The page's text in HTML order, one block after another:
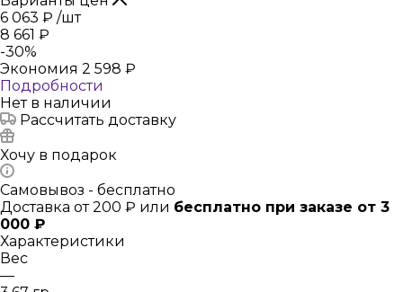
6 063 ₽ /шт
8 661 ₽
-30%
Экономия 2 598 ₽
Подробности
Нет в наличии
Рассчитать доставку
Хочу в подарок
Самовывоз - бесплатно
Доставка от 200 ₽ или бесплатно при заказе от 3
000 ₽
Характеристики
Вес
—